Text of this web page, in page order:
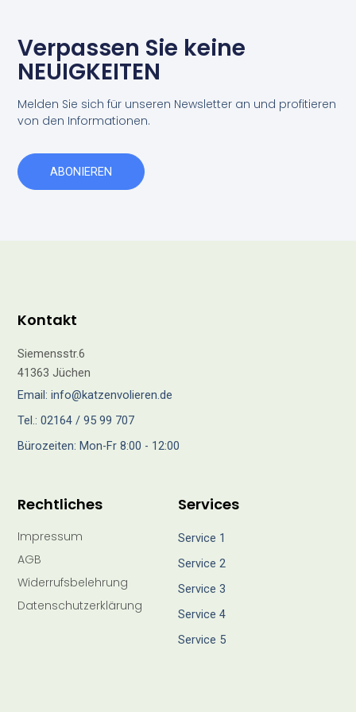
Verpassen Sie keine
NEUIGKEITEN
Melden Sie sich für unseren Newsletter an und profitieren
von den Informationen.
ABONIEREN
Services
Service 1
Service 2
Service 3
Service 4
Service 5
Rechtliches
Impressum
AGB
Widerrufsbelehrung
Datenschutzerklärung
Kontakt
Siemensstr.6
41363 Jüchen
Email: info@katzenvolieren.de
Tel.: 02164 / 95 99 707
Bürozeiten: Mon-Fr 8:00 - 12:00